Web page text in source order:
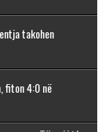
takohen
fiton 4:0 në